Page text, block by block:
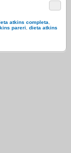
atkins completa
pareri
dieta atkins